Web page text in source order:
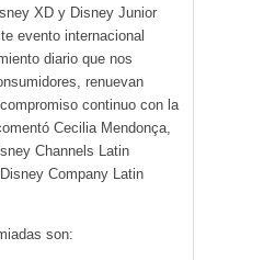
XD y Disney Junior
evento internacional
diario que nos
renuevan
continuo con la
Cecilia Mendonça,
Channels Latin
Company Latin
son: